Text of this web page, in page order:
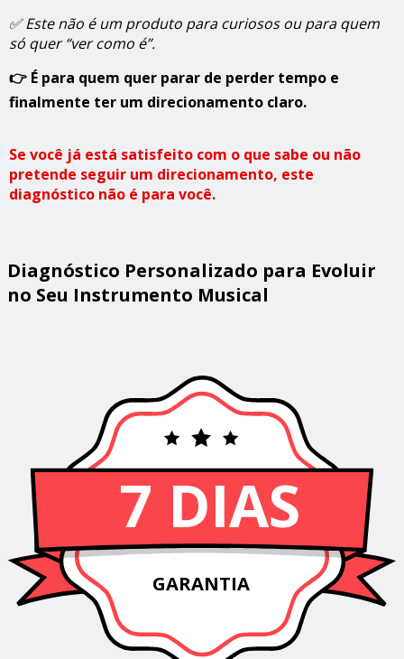
✅ Este não é um produto para curiosos ou para quem
só quer “ver como é”.
👉 É para quem quer parar de perder tempo e
finalmente ter um direcionamento claro.
Se você já está satisfeito com o que sabe ou não
pretende seguir um direcionamento, este
diagnóstico não é para você.
Diagnóstico Personalizado para Evoluir
no Seu Instrumento Musical
7 DIAS
GARANTIA